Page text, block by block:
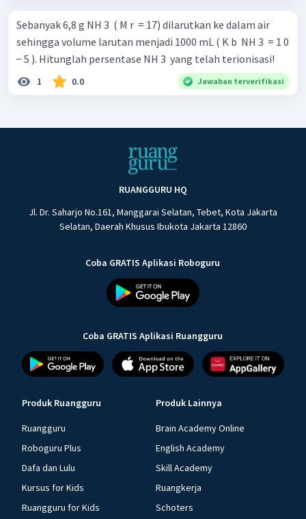
Sebanyak 6,8 g NH 3 ​ ( M r ​ = 17) dilarutkan ke dalam air
sehingga volume larutan menjadi 1000 mL ( K b ​ NH 3 ​ = 1 0
− 5 ). Hitunglah persentase NH 3 ​ yang telah terionisasi!
1 0.0 Jawaban terverifikasi
RUANGGURU HQ
Jl. Dr. Saharjo No.161, Manggarai Selatan, Tebet, Kota Jakarta
Selatan, Daerah Khusus Ibukota Jakarta 12860
Coba GRATIS Aplikasi Roboguru
Coba GRATIS Aplikasi Ruangguru
Produk Ruangguru
Ruangguru
Roboguru Plus
Dafa dan Lulu
Kursus for Kids
Ruangguru for Kids
Produk Lainnya
Brain Academy Online
English Academy
Skill Academy
Ruangkerja
Schoters